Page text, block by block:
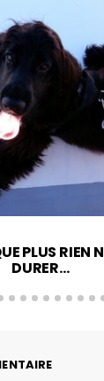
PLUS RIEN
DURER…